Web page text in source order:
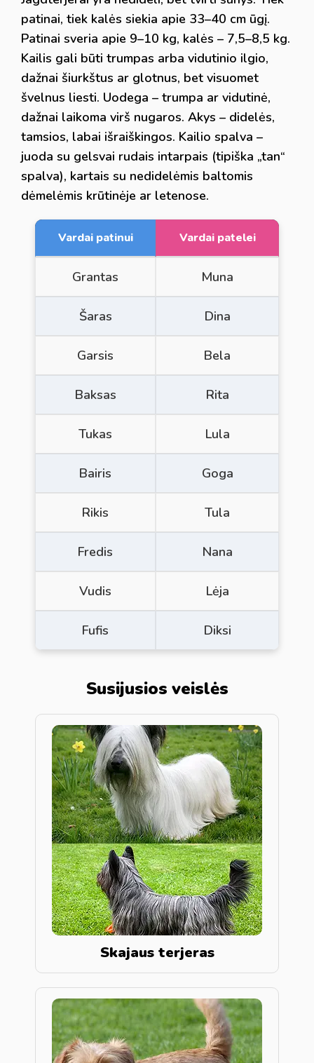
patinai, tiek kalės siekia apie 33–40 cm ūgį.
Patinai sveria apie 9–10 kg, kalės – 7,5–8,5 kg.
Kailis gali būti trumpas arba vidutinio ilgio,
dažnai šiurkštus ar glotnus, bet visuomet
švelnus liesti. Uodega – trumpa ar vidutinė,
dažnai laikoma virš nugaros. Akys – didelės,
tamsios, labai išraiškingos. Kailio spalva –
juoda su gelsvai rudais intarpais (tipiška „tan“
spalva), kartais su nedidelėmis baltomis
dėmelėmis krūtinėje ar letenose.
Vardai patinui Vardai patelei
Grantas Muna
Šaras Dina
Garsis Bela
Baksas Rita
Tukas Lula
Bairis Goga
Rikis Tula
Fredis Nana
Vudis Lėja
Fufis Diksi
Susijusios veislės
Skajaus terjeras